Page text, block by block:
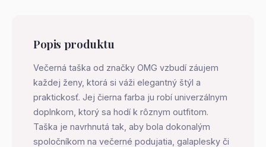
Popis produktu
Večerná taška od značky OMG vzbudí záujem
každej ženy, ktorá si váži elegantný štýl a
praktickosť. Jej čierna farba ju robí univerzálnym
doplnkom, ktorý sa hodí k rôznym outfitom.
Taška je navrhnutá tak, aby bola dokonalým
spoločníkom na večerné podujatia, galaplesky či